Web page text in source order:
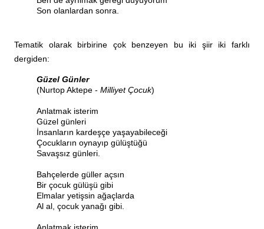
Son olanlardan sonra.
Tematik olarak birbirine çok benzeyen bu iki şiir iki farklı
dergiden:
Güzel Günler
(Nurtop Aktepe - Milliyet Çocuk)
Anlatmak isterim
Güzel günleri
İnsanların kardeşçe yaşayabileceği
Çocukların oynayıp gülüştüğü
Savaşsız günleri.
Bahçelerde güller açsın
Bir çocuk gülüşü gibi
Elmalar yetişsin ağaçlarda
Al al, çocuk yanağı gibi.
Anlatmak isterim